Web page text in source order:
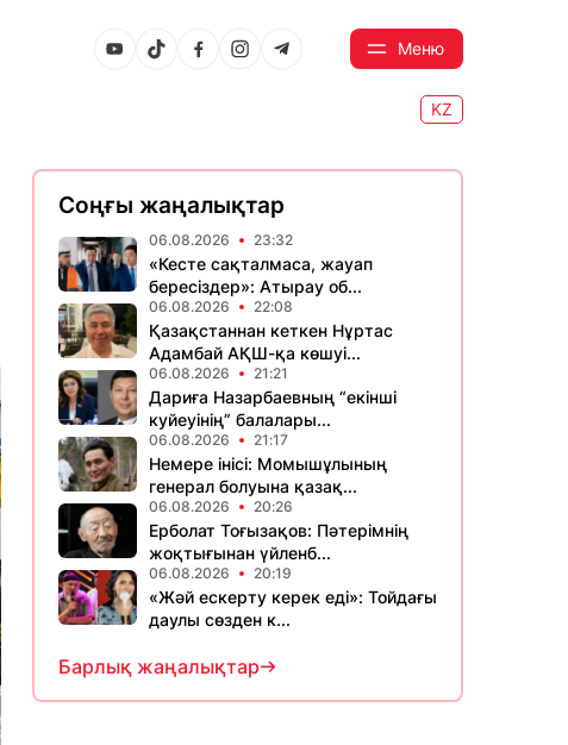
Меню
KZ
Соңғы жаңалықтар
06.08.2026 23:32
«Кесте сақталмаса, жауап
бересіздер»: Атырау об...
06.08.2026 22:08
Қазақстаннан кеткен Нұртас
Адамбай АҚШ-қа көшуі...
06.08.2026 21:21
Дариға Назарбаевның “екінші
куйеуінің” балалары...
06.08.2026 21:17
Немере інісі: Момышұлының
генерал болуына қазақ...
06.08.2026 20:26
Ерболат Тоғызақов: Пәтерімнің
жоқтығынан үйленб...
06.08.2026 20:19
«Жәй ескерту керек еді»: Тойдағы
даулы сөзден к...
Барлық жаңалықтар